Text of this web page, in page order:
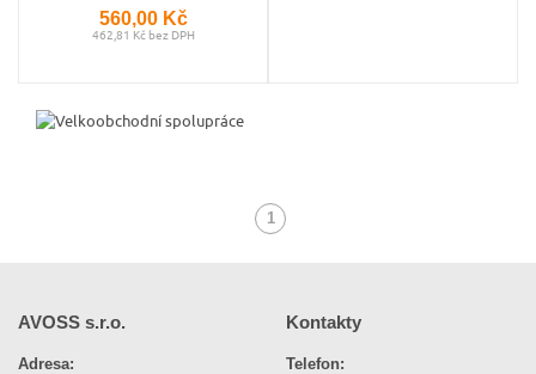
560,00 Kč
462,81 Kč bez DPH
1
(aktuální)
AVOSS s.r.o.
Adresa:
Kontakty
Telefon: